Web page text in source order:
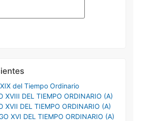
del Tiempo Ordinario
XVIII DEL TIEMPO ORDINARIO (A)
XVII DEL TIEMPO ORDINARIO (A)
XVI DEL TIEMPO ORDINARIO (A)